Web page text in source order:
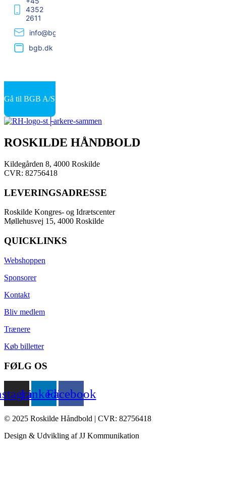
4352
2611
info@bgb.dk
bgb.dk
Gå til BGB A/S
ROSKILDE HÅNDBOLD
Kildegården 8, 4000 Roskilde
CVR: 82756418
LEVERINGSADRESSE
Roskilde Kongres- og Idrætscenter
Møllehusvej 15, 4000 Roskilde
QUICKLINKS
Webshoppen
Sponsorer
Kontakt
Bliv medlem
Trænere
Køb billetter
FØLG OS
LinkedinFacebook
© 2025 Roskilde Håndbold | CVR: 82756418
Design & Udvikling af JJ Kommunikation